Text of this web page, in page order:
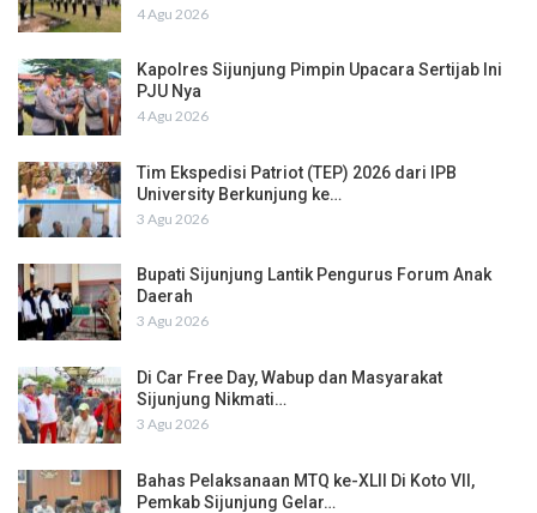
4 Agu 2026
Kapolres Sijunjung Pimpin Upacara Sertijab Ini
PJU Nya
4 Agu 2026
Tim Ekspedisi Patriot (TEP) 2026 dari IPB
University Berkunjung ke…
3 Agu 2026
Bupati Sijunjung Lantik Pengurus Forum Anak
Daerah
3 Agu 2026
Di Car Free Day, Wabup dan Masyarakat
Sijunjung Nikmati…
3 Agu 2026
Bahas Pelaksanaan MTQ ke-XLII Di Koto VII,
Pemkab Sijunjung Gelar…